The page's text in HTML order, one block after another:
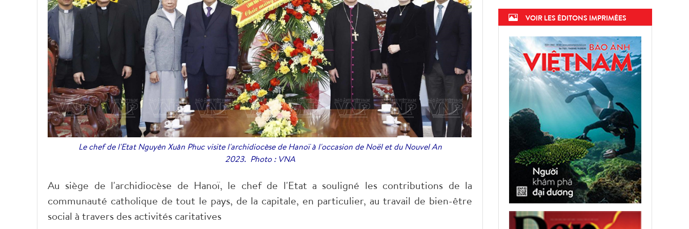
Le chef de l'Etat Nguyên Xuân Phuc visite l'archidiocèse de Hanoï à l'occasion de Noël et du Nouvel An
2023. Photo : VNA
Au siège de l'archidiocèse de Hanoï, le chef de l'Etat a souligné les contributions de la
communauté catholique de tout le pays, de la capitale, en particulier, au travail de bien-être
social à travers des activités caritatives
VOIR LES ÉDITONS IMPRIMÉES